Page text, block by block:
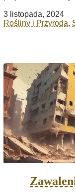
3 listopada, 2024
Rośliny i Przyroda,